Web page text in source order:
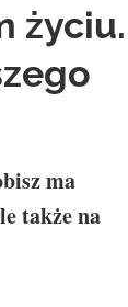
życiu.
ma
także na